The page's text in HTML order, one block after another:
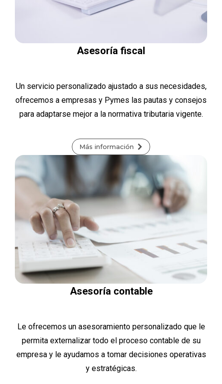
Asesoría fiscal
Un servicio personalizado ajustado a sus necesidades,
ofrecemos a empresas y Pymes las pautas y consejos
para adaptarse mejor a la normativa tributaria vigente.
Más información
Asesoría contable
Le ofrecemos un asesoramiento personalizado que le
permita externalizar todo el proceso contable de su
empresa y le ayudamos a tomar decisiones operativas
y estratégicas.